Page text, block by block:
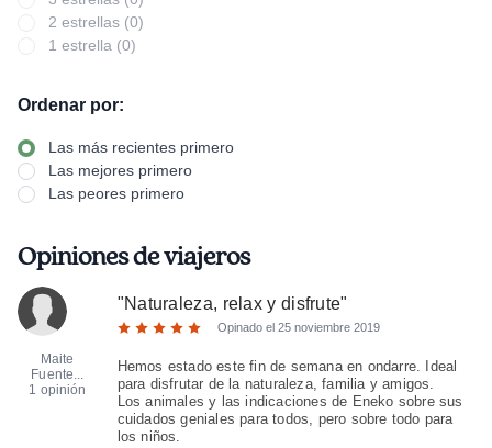
2 estrellas (0)
1 estrella (0)
Ordenar por:
Las más recientes primero
Las mejores primero
Las peores primero
Opiniones de viajeros
Maite
Fuente...
1 opinión
"Naturaleza, relax y disfrute"
Opinado el 25 noviembre 2019
Hemos estado este fin de semana en ondarre. Ideal
para disfrutar de la naturaleza, familia y amigos.
Los animales y las indicaciones de Eneko sobre sus
cuidados geniales para todos, pero sobre todo para
los niños.